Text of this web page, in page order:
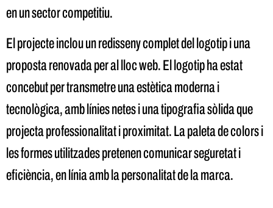
en un sector competitiu.
El projecte inclou un redisseny complet del logotip i una
proposta renovada per al lloc web. El logotip ha estat
concebut per transmetre una estètica moderna i
tecnològica, amb línies netes i una tipografia sòlida que
projecta professionalitat i proximitat. La paleta de colors i
les formes utilitzades pretenen comunicar seguretat i
eficiència, en línia amb la personalitat de la marca.